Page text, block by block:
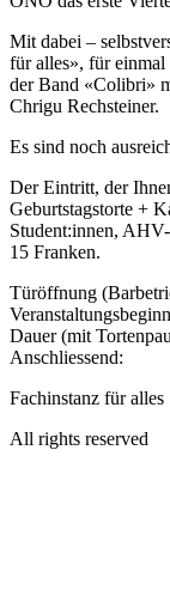
Mit dabei –
für alles», für
der Band «Colibri»
Chrigu Rechsteiner.
Es sind noch
Der Eintritt, der
Geburtstagstorte +
Student:innen,
15 Franken.
Türöffnung
Dauer (mit
Fachinstanz für alles
All rights reserved